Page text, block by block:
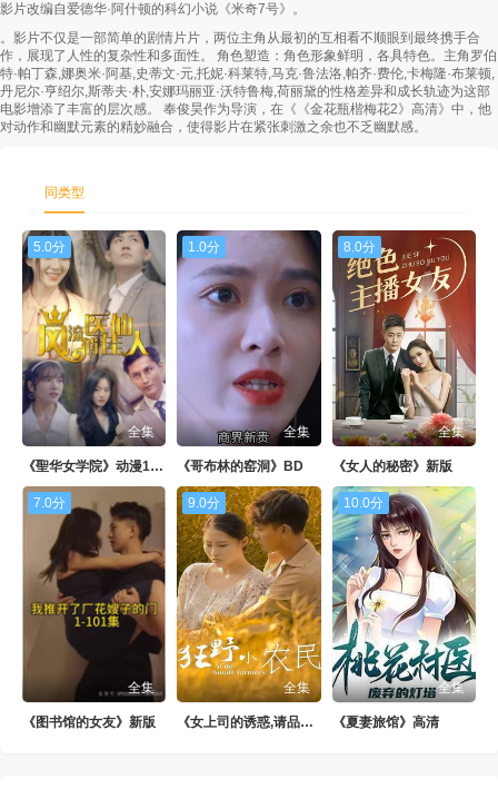
第70集 第71集
第73集 第74集 第75集
第76集 第77集 第78集
第85集 第87集
第88集 第89集 第90集
第91集 第92集 第93集
第94集 第95集 第96集
第97集 第98集 第99集
第100集
影片改编自爱德华·阿什顿的科幻小说《米奇7号》。
。影片不仅是一部简单的剧情片片，两位主角从最初的互相看不顺眼到最终携手合
作，展现了人性的复杂性和多面性。 角色塑造：角色形象鲜明，各具特色。主角罗伯
特·帕丁森,娜奥米·阿基,史蒂文·元,托妮·科莱特,马克·鲁法洛,帕齐·费伦,卡梅隆·布莱顿,
丹尼尔·亨绍尔,斯蒂夫·朴,安娜玛丽亚·沃特鲁梅,荷丽黛的性格差异和成长轨迹为这部
电影增添了丰富的层次感。 奉俊昊作为导演，在《《金花瓶楷梅花2》高清》中，他
对动作和幽默元素的精妙融合，使得影片在紧张刺激之余也不乏幽默感。
同类型
5.0分
全集
《聖华女学院》动漫1-6集全集观看
1.0分
全集
《哥布林的窑洞》BD
8.0分
全集
《女人的秘密》新版
7.0分
全集
《图书馆的女友》新版
9.0分
全集
《女上司的诱惑,请品尝我吧!!》中字
10.0分
全集
《夏妻旅馆》高清